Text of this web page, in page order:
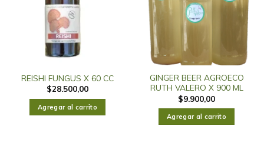
REISHI FUNGUS X 60 CC
$28.500,00
Agregar al carrito
GINGER BEER AGROECO
RUTH VALERO X 900 ML
$9.900,00
Agregar al carrito